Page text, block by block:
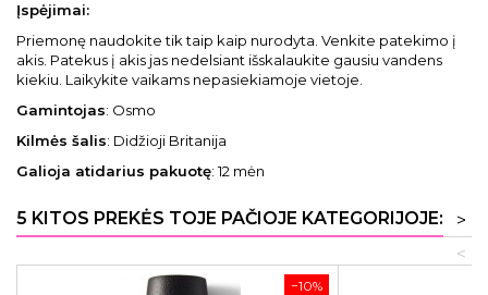
Įspėjimai:
Priemonę naudokite tik taip kaip nurodyta. Venkite patekimo į
akis. Patekus į akis jas nedelsiant išskalaukite gausiu vandens
kiekiu. Laikykite vaikams nepasiekiamoje vietoje.
Gamintojas: Osmo
Kilmės šalis: Didžioji Britanija
Galioja atidarius pakuotę: 12 mėn
5 KITOS PREKĖS TOJE PAČIOJE KATEGORIJOJE:
>
<
−10%